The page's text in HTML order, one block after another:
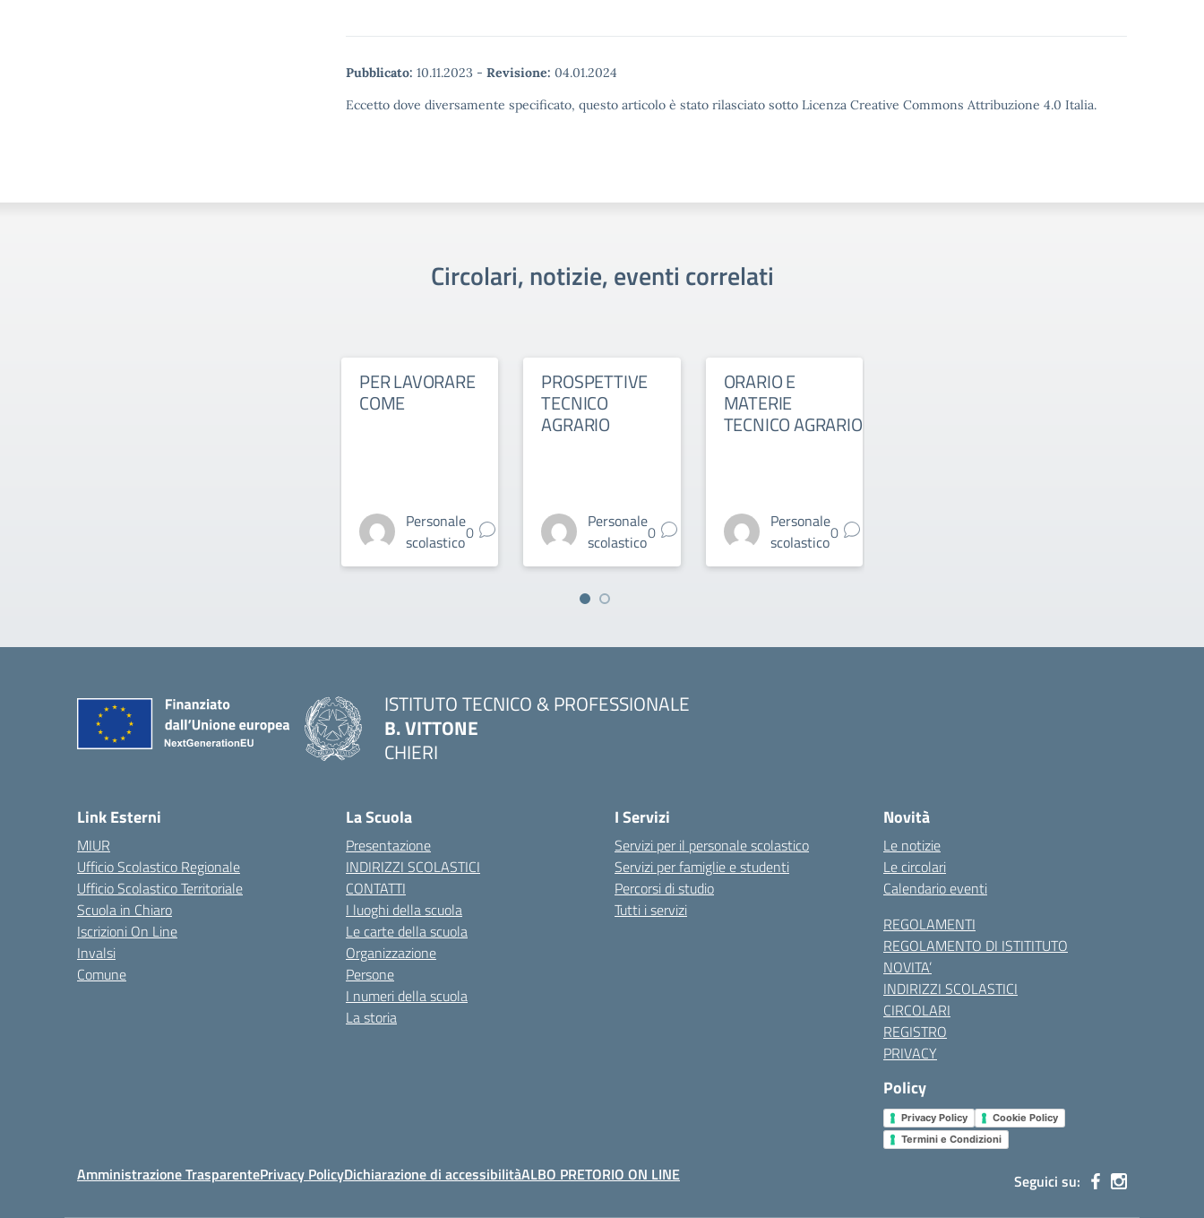
Pubblicato: 10.11.2023 - Revisione: 04.01.2024
Eccetto dove diversamente specificato, questo articolo è stato rilasciato sotto Licenza Creative Commons Attribuzione 4.0 Italia.
Circolari, notizie, eventi correlati
PER LAVORARE
COME
Personale
scolastico0
PROSPETTIVE
TECNICO
AGRARIO
Personale
scolastico0
ORARIO E
MATERIE
TECNICO AGRARIO
Personale
scolastico0
ISTITUTO TECNICO & PROFESSIONALE
B. VITTONE
CHIERI
Link Esterni
MIUR
Ufficio Scolastico Regionale
Ufficio Scolastico Territoriale
Scuola in Chiaro
Iscrizioni On Line
Invalsi
Comune
La Scuola
Presentazione
INDIRIZZI SCOLASTICI
CONTATTI
I luoghi della scuola
Le carte della scuola
Organizzazione
Persone
I numeri della scuola
La storia
I Servizi
Servizi per il personale scolastico
Servizi per famiglie e studenti
Percorsi di studio
Tutti i servizi
Novità
Le notizie
Le circolari
Calendario eventi
REGOLAMENTI
REGOLAMENTO DI ISTITITUTO
NOVITA’
INDIRIZZI SCOLASTICI
CIRCOLARI
REGISTRO
PRIVACY
Policy
Privacy Policy
Cookie Policy
Termini e Condizioni
Amministrazione TrasparentePrivacy PolicyDichiarazione di accessibilitàALBO PRETORIO ON LINE Seguici su: